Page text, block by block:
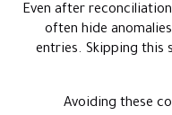
Even after
often hide
entries. Skipping this
Avoiding these